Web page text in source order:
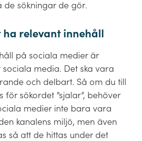
de sökningar de gör.
relevant innehåll
på sociala medier är
media. Det ska vara
och delbart. Så om du till
för sökordet ”sjalar”, behöver
medier inte bara vara
kanalens miljö, men även
så att de hittas under det